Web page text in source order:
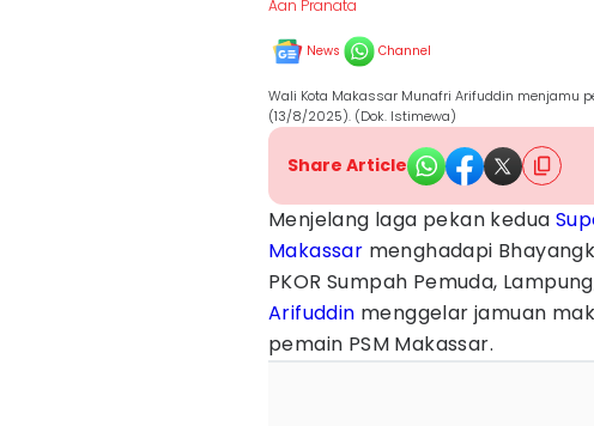
Aan Pranata
News Channel
Wali Kota Makassar Munafri Arifuddin menjamu
(13/8/2025). (Dok. Istimewa)
Share Article
Menjelang laga pekan kedua
Makassar menghadapi
PKOR Sumpah Pemuda,
Arifuddin menggelar jamuan
pemain PSM Makassar.